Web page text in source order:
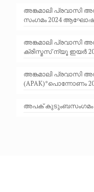
അങ്കമാലി
സംഗമം 2024
അങ്കമാലി
ക്രിസ്മസ് ന്യൂ ഇയർ
അങ്കമാലി
(APAK)*പൊന്നോണം
അപക് കുടുംബസംഗമം